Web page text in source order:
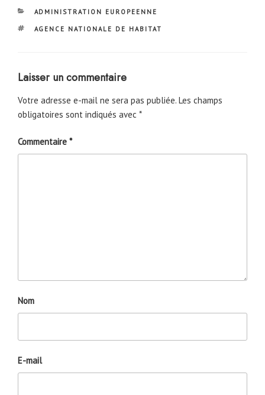
CATÉGORIES
ADMINISTRATION EUROPEENNE
ÉTIQUETTES
AGENCE NATIONALE DE HABITAT
Laisser un commentaire
Votre adresse e-mail ne sera pas publiée. Les champs
obligatoires sont indiqués avec *
Commentaire *
Nom
E-mail